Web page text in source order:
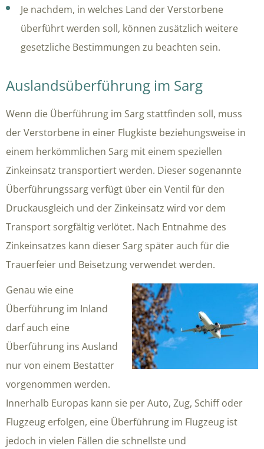
Je nachdem, in welches Land der Verstorbene
überführt werden soll, können zusätzlich weitere
gesetzliche Bestimmungen zu beachten sein.
Auslandsüberführung im Sarg
Wenn die Überführung im Sarg stattfinden soll, muss
der Verstorbene in einer Flugkiste beziehungsweise in
einem herkömmlichen Sarg mit einem speziellen
Zinkeinsatz transportiert werden. Dieser sogenannte
Überführungssarg verfügt über ein Ventil für den
Druckausgleich und der Zinkeinsatz wird vor dem
Transport sorgfältig verlötet. Nach Entnahme des
Zinkeinsatzes kann dieser Sarg später auch für die
Trauerfeier und Beisetzung verwendet werden.
Genau wie eine
Überführung im Inland
darf auch eine
Überführung ins Ausland
nur von einem Bestatter
vorgenommen werden.
Innerhalb Europas kann sie per Auto, Zug, Schiff oder
Flugzeug erfolgen, eine Überführung im Flugzeug ist
jedoch in vielen Fällen die schnellste und